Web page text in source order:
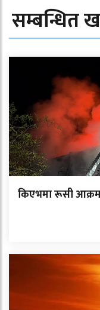
सम्बन्धित
किएभमा रूसी